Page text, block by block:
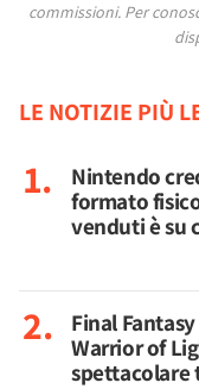
commissioni. Per
LE NOTIZIE PIÙ
Nintendo
formato
venduti è su
Final
Warrior of
spettacolare